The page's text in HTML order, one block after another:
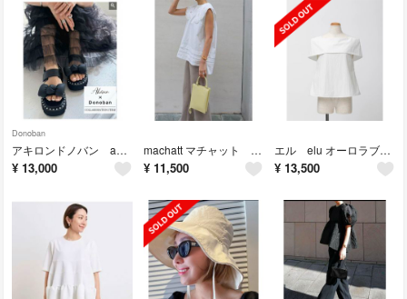
Donoban
アキロンドノバン akiron donoban パールリボンサンダル
¥ 13,000
machatt マチャット レースカラーブラウス
¥ 11,500
エル elu オーロラブラウス ホワイト 新品未使用
¥ 13,500